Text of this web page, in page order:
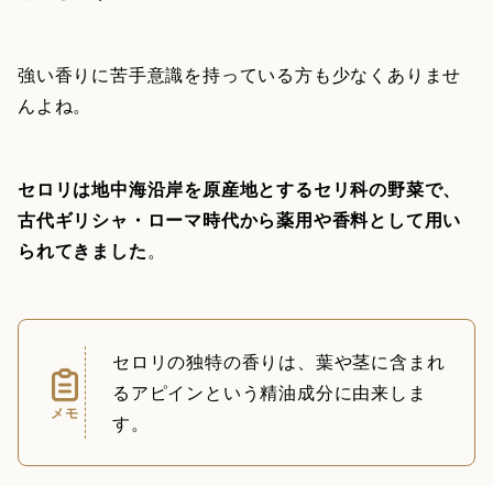
強い香りに苦手意識を持っている方も少なくありませ
んよね。
セロリは地中海沿岸を原産地とするセリ科の野菜で、
古代ギリシャ・ローマ時代から薬用や香料として用い
られてきました。
メモ
セロリの独特の香りは、葉や茎に含まれ
るアピインという精油成分に由来しま
す。